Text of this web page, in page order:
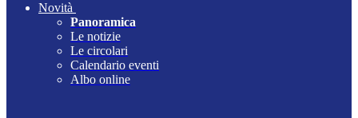
Novità
Panoramica
Le notizie
Le circolari
Calendario eventi
Albo online